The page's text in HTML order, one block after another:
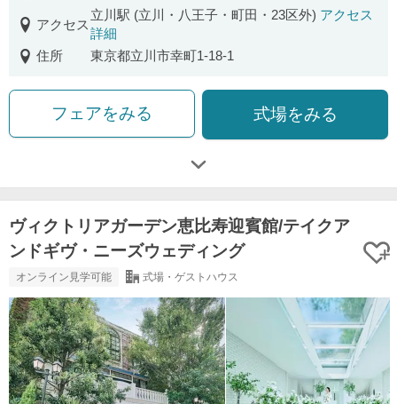
アクセス
立川駅 (立川・八王子・町田・23区外) アクセス
詳細
住所
東京都立川市幸町1-18-1
フェアをみる 式場をみる
ヴィクトリアガーデン恵比寿迎賓館/テイクア
ンドギヴ・ニーズウェディング
オンライン見学可能 式場・ゲストハウス